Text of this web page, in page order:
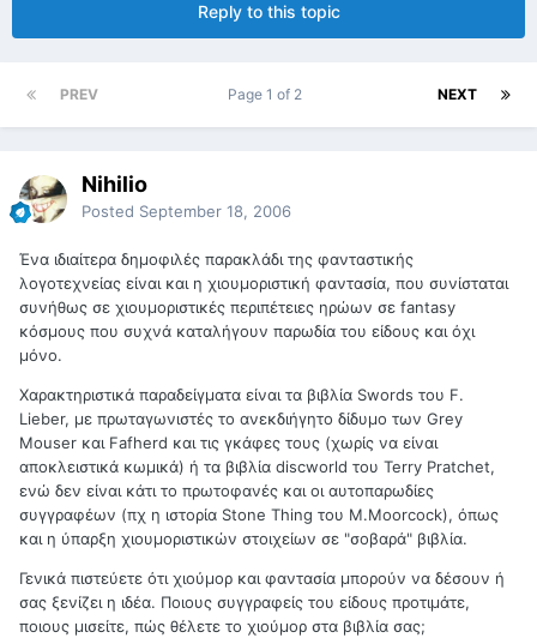
Reply to this topic
PREV NEXT
Page 1 of 2
Nihilio
Posted September 18, 2006
Ένα ιδιαίτερα δημοφιλές παρακλάδι της φανταστικής
λογοτεχνείας είναι και η χιουμοριστική φαντασία, που συνίσταται
συνήθως σε χιουμοριστικές περιπέτειες ηρώων σε fantasy
κόσμους που συχνά καταλήγουν παρωδία του είδους και όχι
μόνο.
Χαρακτηριστικά παραδείγματα είναι τα βιβλία Swords του F.
Lieber, με πρωταγωνιστές το ανεκδιήγητο δίδυμο των Grey
Mouser και Fafherd και τις γκάφες τους (χωρίς να είναι
αποκλειστικά κωμικά) ή τα βιβλία discworld του Terry Pratchet,
ενώ δεν είναι κάτι το πρωτοφανές και οι αυτοπαρωδίες
συγγραφέων (πχ η ιστορία Stone Thing του M.Moorcock), όπως
και η ύπαρξη χιουμοριστικών στοιχείων σε "σοβαρά" βιβλία.
Γενικά πιστεύετε ότι χιούμορ και φαντασία μπορούν να δέσουν ή
σας ξενίζει η ιδέα. Ποιους συγγραφείς του είδους προτιμάτε,
ποιους μισείτε, πώς θέλετε το χιούμορ στα βιβλία σας;